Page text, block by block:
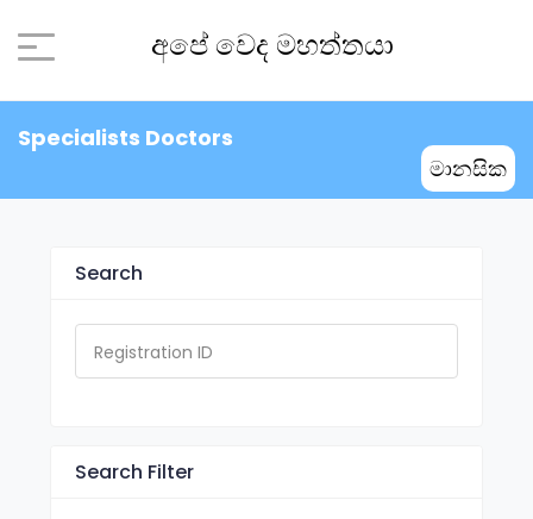
අපේ වෙද මහත්තයා
Specialists Doctors
මානසික
Search
Search Filter